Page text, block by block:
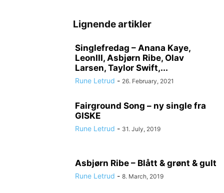
Lignende artikler
Singlefredag – Anana Kaye,
LeonIII, Asbjørn Ribe, Olav
Larsen, Taylor Swift,...
Rune Letrud - 26. February, 2021
Fairground Song – ny single fra
GISKE
Rune Letrud - 31. July, 2019
Asbjørn Ribe – Blått & grønt & gult
Rune Letrud - 8. March, 2019